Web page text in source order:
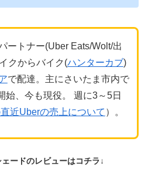
ートナー(Uber Eats/Wolt/出
クからバイク(ハンターカブ)
で配達。主にさいたま市内で
始、今も現役。 週に3～5日
近Uberの売上について ）。
ードのレビューはコチラ↓